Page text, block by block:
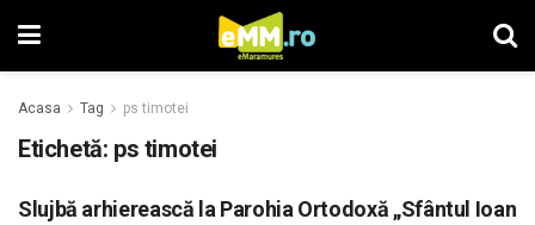
Acasa Tag ps timotei
Etichetă: ps timotei
Slujbă arhierească la Parohia Ortodoxă „Sfântul Ioan